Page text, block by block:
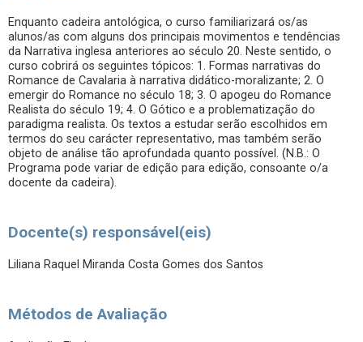
Enquanto cadeira antológica, o curso familiarizará os/as
alunos/as com alguns dos principais movimentos e tendências
da Narrativa inglesa anteriores ao século 20. Neste sentido, o
curso cobrirá os seguintes tópicos: 1. Formas narrativas do
Romance de Cavalaria à narrativa didático-moralizante; 2. O
emergir do Romance no século 18; 3. O apogeu do Romance
Realista do século 19; 4. O Gótico e a problematização do
paradigma realista. Os textos a estudar serão escolhidos em
termos do seu carácter representativo, mas também serão
objeto de análise tão aprofundada quanto possível. (N.B.: O
Programa pode variar de edição para edição, consoante o/a
docente da cadeira).
Docente(s) responsável(eis)
Liliana Raquel Miranda Costa Gomes dos Santos
Métodos de Avaliação